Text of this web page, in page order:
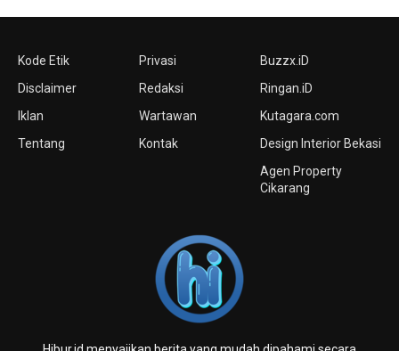
Kode Etik
Disclaimer
Iklan
Tentang
Privasi
Redaksi
Wartawan
Kontak
Buzzx.iD
Ringan.iD
Kutagara.com
Design Interior Bekasi
Agen Property
Cikarang